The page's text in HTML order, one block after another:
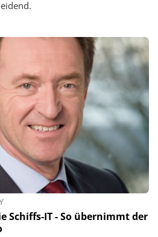
Schiffs-IT - So übernimmt der